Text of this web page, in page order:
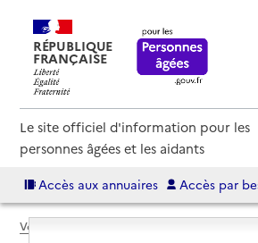
RÉPUBLIQUE
FRANÇAISE
Le site officiel d'information pour les
personnes âgées et les aidants
Accès aux annuaires Accès par
Voir le fil d’Ariane